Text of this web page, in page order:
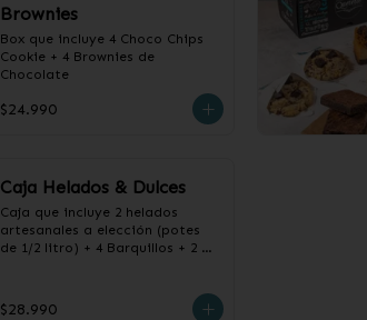
Brownies
Box que incluye 4 Choco Chips
Cookie + 4 Brownies de
Chocolate
$24.990
Caja Helados & Dulces
Caja que incluye 2 helados
artesanales a elección (potes
de 1/2 litro) + 4 Barquillos + 2
$28.990